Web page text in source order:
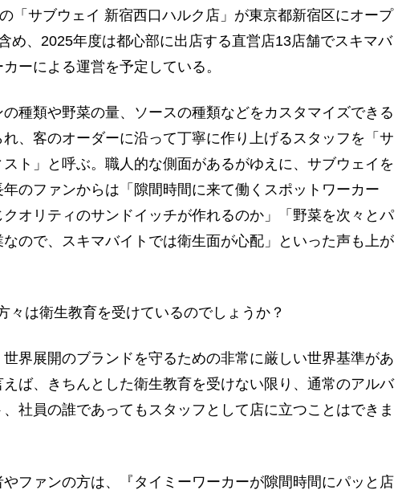
「サブウェイ 新宿西口ハルク店」が東京都新宿区にオープ
め、2025年度は都心部に出店する直営店13店舗でスキマバ
ーによる運営を予定している。
種類や野菜の量、ソースの種類などをカスタマイズできる
、客のオーダーに沿って丁寧に作り上げるスタッフを「サ
ト」と呼ぶ。職人的な側面があるがゆえに、サブウェイを
のファンからは「隙間時間に来て働くスポットワーカー
オリティのサンドイッチが作れるのか」「野菜を次々とパ
ので、スキマバイトでは衛生面が心配」といった声も上が
々は衛生教育を受けているのでしょうか？
世界展開のブランドを守るための非常に厳しい世界基準があ
えば、きちんとした衛生教育を受けない限り、通常のアルバ
社員の誰であってもスタッフとして店に立つことはできま
ファンの方は、『タイミーワーカーが隙間時間にパッと店